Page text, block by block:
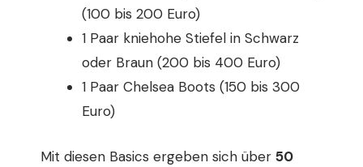
(100 bis 200 Euro)
1 Paar kniehohe Stiefel in Schwarz
oder Braun (200 bis 400 Euro)
1 Paar Chelsea Boots (150 bis 300
Euro)
Mit diesen Basics ergeben sich über 50